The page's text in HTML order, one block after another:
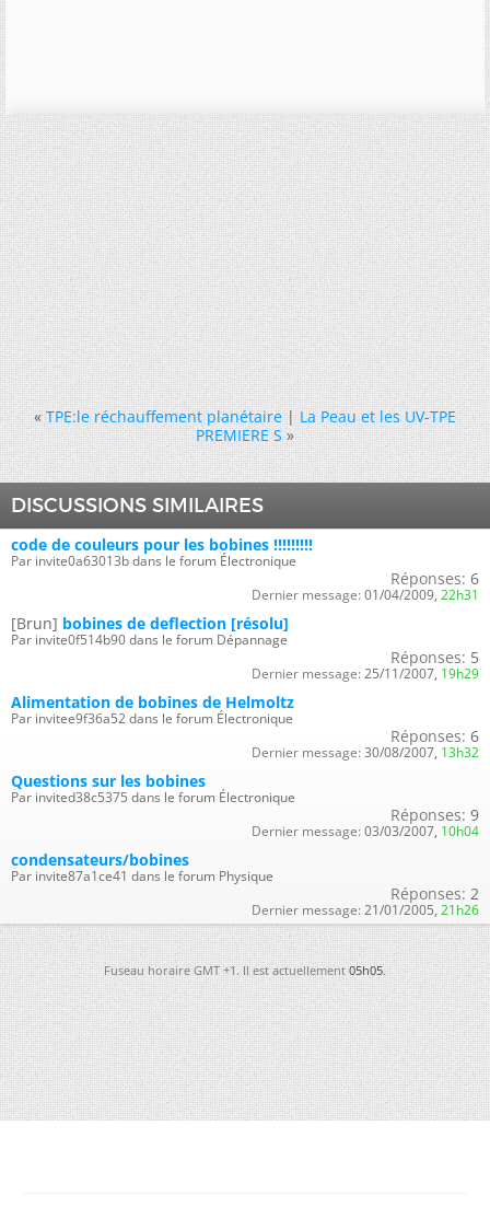
« TPE:le réchauffement planétaire|La Peau et les UV-TPE
PREMIERE S »
DISCUSSIONS SIMILAIRES
code de couleurs pour les bobines !!!!!!!!!
Par invite0a63013b dans le forum Électronique
Réponses: 6
Dernier message: 01/04/2009, 22h31
[Brun] bobines de deflection [résolu]
Par invite0f514b90 dans le forum Dépannage
Réponses: 5
Dernier message: 25/11/2007, 19h29
Alimentation de bobines de Helmoltz
Par invitee9f36a52 dans le forum Électronique
Réponses: 6
Dernier message: 30/08/2007, 13h32
Questions sur les bobines
Par invited38c5375 dans le forum Électronique
Réponses: 9
Dernier message: 03/03/2007, 10h04
condensateurs/bobines
Par invite87a1ce41 dans le forum Physique
Réponses: 2
Dernier message: 21/01/2005, 21h26
Fuseau horaire GMT +1. Il est actuellement05h05.